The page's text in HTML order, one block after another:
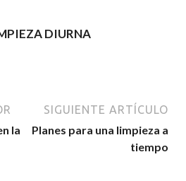
DIURNA
la
SIGUIENTE ARTÍCULO
Planes para una limpieza a
tiempo